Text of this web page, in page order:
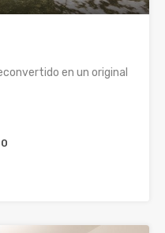
en un original